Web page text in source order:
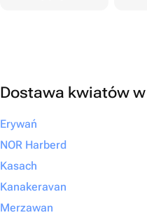
Dostawa kwiatów
Erywań
NOR Harberd
Kasach
Kanakeravan
Merzawan